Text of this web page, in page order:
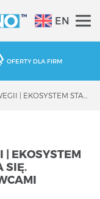
EN
OFERTY DLA FIRM
| EKOSYSTEM
SIĘ.